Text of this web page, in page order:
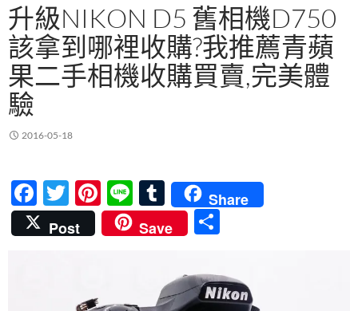
升級NIKON D5 舊相機D750
該拿到哪裡收購?我推薦青蘋
果二手相機收購買賣,完美體
驗
2016-05-18
F
ac
e
T
w
itt
Pi
nt
er
Li
n
e
T
u
m
bl
r
Share
Post
Save